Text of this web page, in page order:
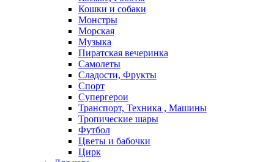
Кошки и собаки
Монстры
Морская
Музыка
Пиратская вечеринка
Самолеты
Сладости, Фрукты
Спорт
Супергерои
Транспорт, Техника , Машины
Тропические шары
Футбол
Цветы и бабочки
Цирк